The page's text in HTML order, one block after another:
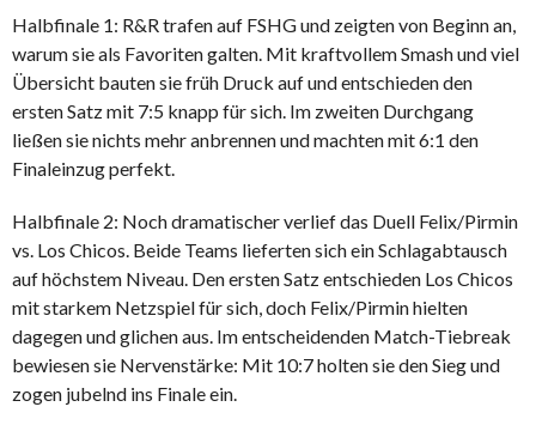
Halbfinale 1: R&R trafen auf FSHG und zeigten von Beginn an,
warum sie als Favoriten galten. Mit kraftvollem Smash und viel
Übersicht bauten sie früh Druck auf und entschieden den
ersten Satz mit 7:5 knapp für sich. Im zweiten Durchgang
ließen sie nichts mehr anbrennen und machten mit 6:1 den
Finaleinzug perfekt.
Halbfinale 2: Noch dramatischer verlief das Duell Felix/Pirmin
vs. Los Chicos. Beide Teams lieferten sich ein Schlagabtausch
auf höchstem Niveau. Den ersten Satz entschieden Los Chicos
mit starkem Netzspiel für sich, doch Felix/Pirmin hielten
dagegen und glichen aus. Im entscheidenden Match-Tiebreak
bewiesen sie Nervenstärke: Mit 10:7 holten sie den Sieg und
zogen jubelnd ins Finale ein.